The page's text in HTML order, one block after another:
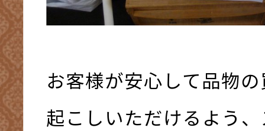
お客様が安心して品物
起こしいただけるよう